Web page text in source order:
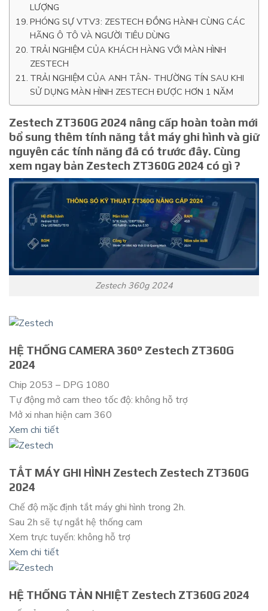
LƯỢNG
PHÓNG SỰ VTV3: ZESTECH ĐỒNG HÀNH CÙNG CÁC
HÃNG Ô TÔ VÀ NGƯỜI TIÊU DÙNG
TRẢI NGHIỆM CỦA KHÁCH HÀNG VỚI MÀN HÌNH
ZESTECH
TRẢI NGHIỆM CỦA ANH TÂN- THƯỜNG TÍN SAU KHI
SỬ DỤNG MÀN HÌNH ZESTECH ĐƯỢC HƠN 1 NĂM
Zestech ZT360G 2024 nâng cấp hoàn toàn mới
bổ sung thêm tính năng tắt máy ghi hình và giữ
nguyên các tính năng đã có trước đây. Cùng
xem ngay bản Zestech ZT360G 2024 có gì ?
Zestech 360g 2024
HỆ THỐNG CAMERA 360° Zestech ZT360G
2024
Chip 2053 – DPG 1080
Tự động mở cam theo tốc độ: không hỗ trợ
Mở xi nhan hiện cam 360
Xem chi tiết
TẮT MÁY GHI HÌNH Zestech Zestech ZT360G
2024
Chế độ mặc định tắt máy ghi hình trong 2h.
Sau 2h sẽ tự ngắt hệ thống cam
Xem trực tuyến: không hỗ trợ
Xem chi tiết
HỆ THỐNG TẢN NHIỆT Zestech ZT360G 2024